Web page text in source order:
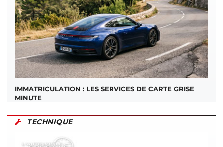
IMMATRICULATION : LES SERVICES DE CARTE GRISE
MINUTE
TECHNIQUE